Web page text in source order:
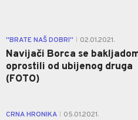
''BRATE NAŠ DOBRI'' 02.01.2021.
Navijači Borca se
oprostili od ubijenog druga
(FOTO)
CRNA HRONIKA 05.01.2021.